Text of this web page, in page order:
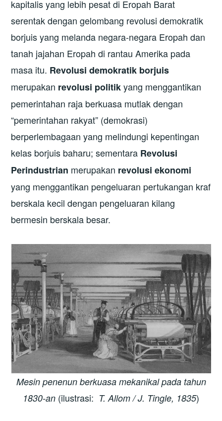
kapitalis yang lebih pesat di Eropah Barat
serentak dengan gelombang revolusi demokratik
borjuis yang melanda negara-negara Eropah dan
tanah jajahan Eropah di rantau Amerika pada
masa itu. Revolusi demokratik borjuis
merupakan revolusi politikyang menggantikan
pemerintahan raja berkuasa mutlak dengan
“pemerintahan rakyat” (demokrasi)
berperlembagaan yang melindungi kepentingan
kelas borjuis baharu; sementara Revolusi
Perindustrian merupakan revolusi ekonomi
yang menggantikan pengeluaran pertukangan kraf
berskala kecil dengan pengeluaran kilang
bermesin berskala besar.
Mesin penenun berkuasa mekanikal pada tahun
1830-an (ilustrasi: T. Allom / J. Tingle, 1835)